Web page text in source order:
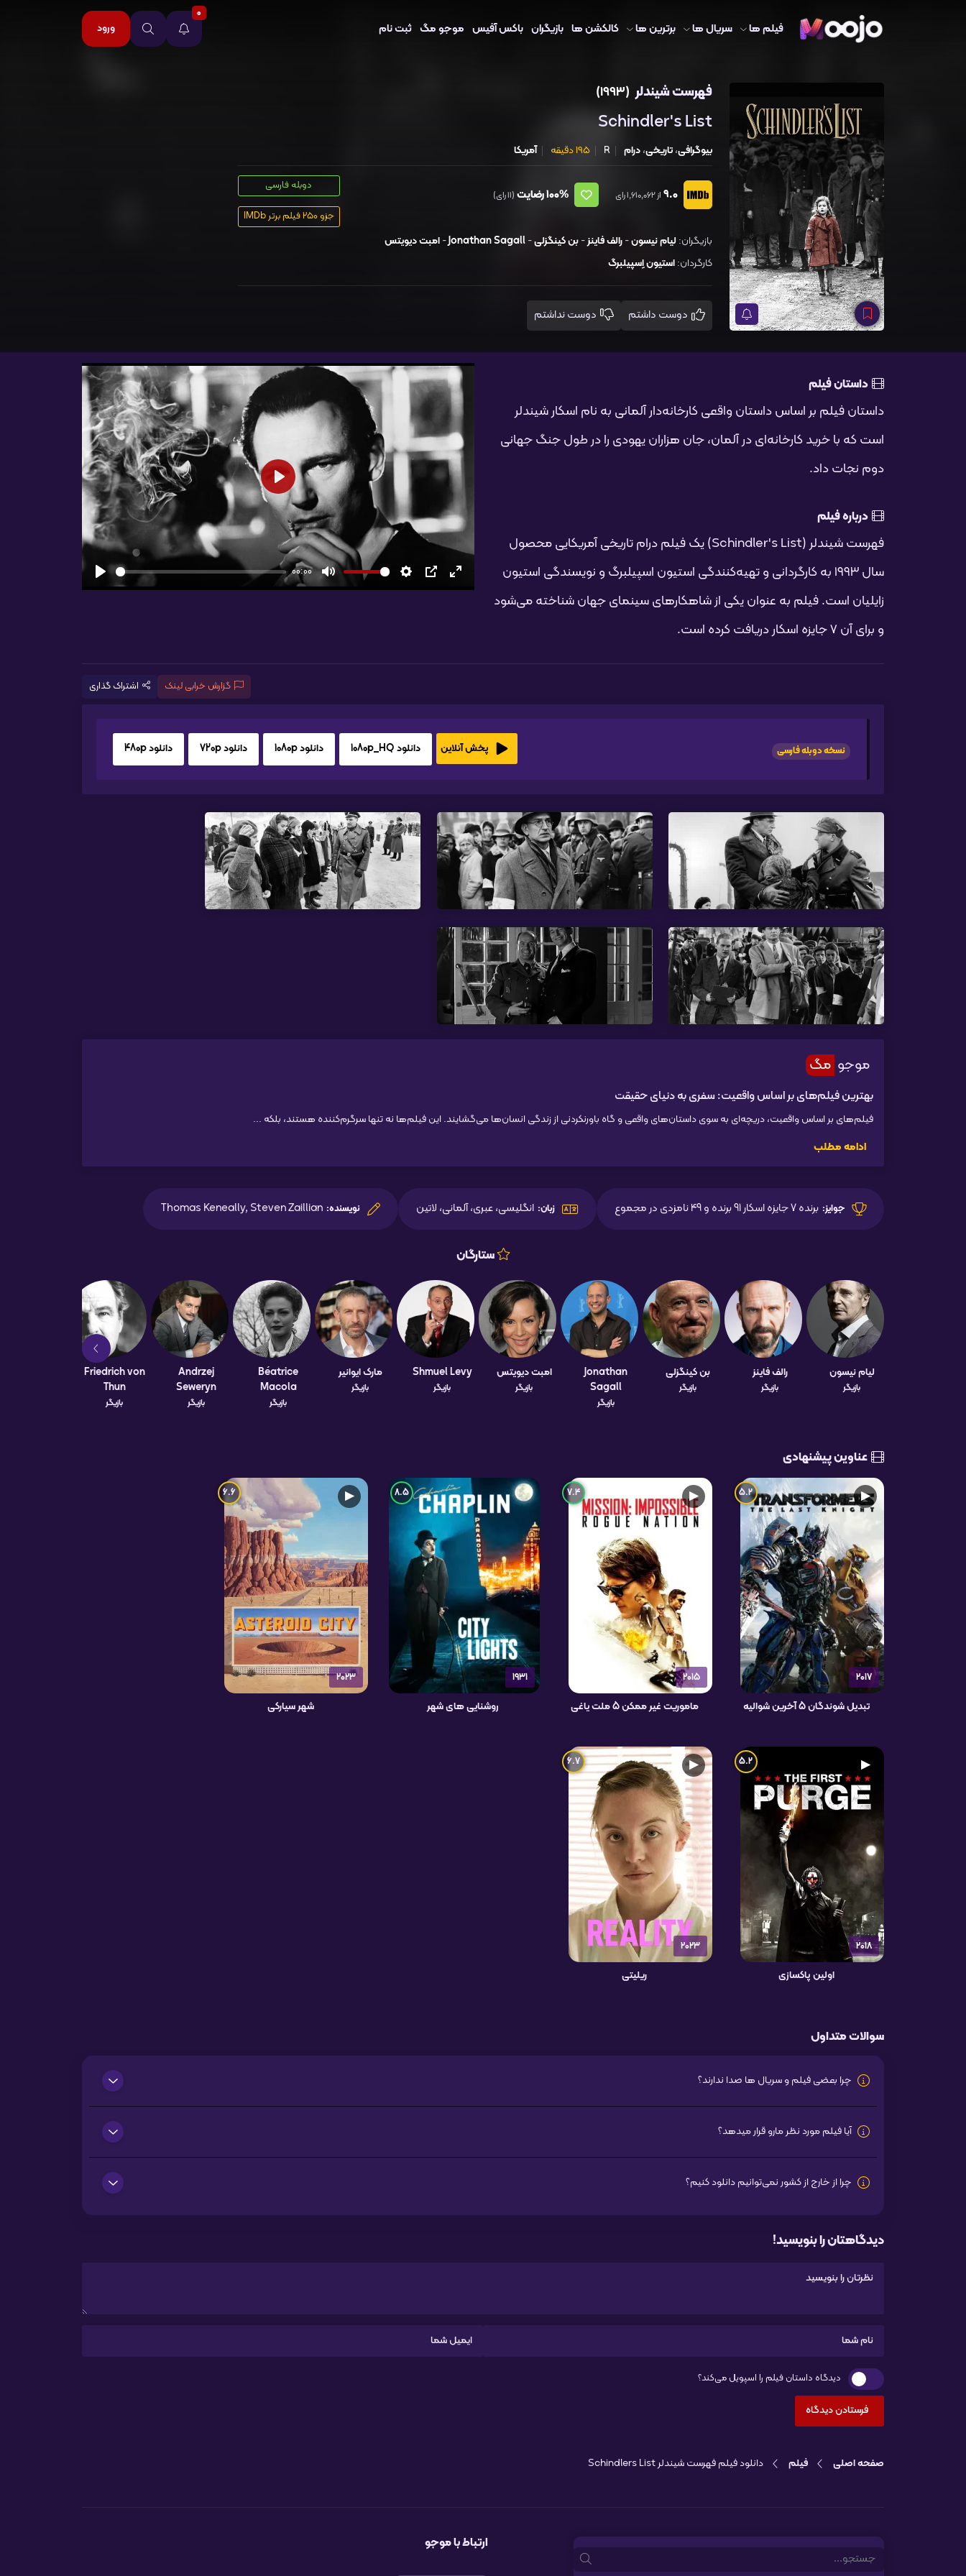
فیلم ها سریال ها برترین ها کالکشن ها بازیگران باکس آفیس موجو مگ ثبت نام
0
ورود
فهرست شیندلر (1993)
Schindler's List
بیوگرافی،تاریخی،درام R 195 دقیقه آمریکا
دوبله فارسی
جزو ۲۵۰ فیلم برتر IMDb
9.0 از 1,610,062 رای 100%رضایت (11 رای)
بازیگران: لیام نیسون-رالف فاینز-بن کینگزلی-
Jonathan Sagall
-امبت دیویتس
کارگردان:استیون اِسپیلبرگ
شروع
00:00
بی‌صدا تنظیمات
PIP تمام
شروع
داستان فیلم
داستان فیلم بر اساس داستان واقعی کارخانه‌دار آلمانی به نام اسکار شیندلر
است که با خرید کارخانه‌ای در آلمان، جان هزاران یهودی را در طول جنگ جهانی
دوم نجات داد.
درباره فیلم
فهرست شیندلر (Schindler's List) یک فیلم درام تاریخی آمریکایی محصول
سال ۱۹۹۳ به کارگردانی و تهیه‌کنندگی استیون اسپیلبرگ و نویسندگی استیون
زایلیان است. فیلم به عنوان یکی از شاهکارهای سینمای جهان شناخته می‌شود
و برای آن ۷ جایزه اسکار دریافت کرده است.
گزارش خرابی لینک اشتراک گذاری
نسخه دوبله فارسی دانلود 480p دانلود 720p دانلود 1080p دانلود 1080p_HQ پخش آنلاین
موجو مگ
بهترین فیلم‌های بر اساس واقعیت: سفری به دنیای حقیقت
فیلم‌های بر اساس واقعیت، دریچه‌ای به سوی داستان‌های واقعی و گاه باورنکردنی از زندگی انسان‌ها می‌گشایند. این فیلم‌ها نه تنها سرگرم‌کننده هستند، بلکه ...
ادامه مطلب
جوایز: برنده 7 جایزه اسکار 91 برنده و 49 نامزدی در مجموع زبان: انگلیسی، عبری، آلمانی، لاتین نویسنده: Thomas Keneally, Steven Zaillian
ستارگان
لیام نیسون
بازیگر
رالف فاینز
بازیگر
بن کینگزلی
بازیگر
Jonathan
Sagall
بازیگر
امبت دیویتس
بازیگر
Shmuel Levy
بازیگر
مارک ایوانیر
بازیگر
Béatrice
Macola
بازیگر
Andrzej
Seweryn
بازیگر
Friedrich von
Thun
بازیگر
عناوین پیشنهادی
2017
▶
5.2
تبدیل شوندگان 5 آخرین شوالیه
2015
▶
7.4
ماموریت غیر ممکن 5 ملت یاغی
1931
8.5
روشنایی های شهر
2023
▶
6.6
شهر سیارکی
2018
▶
5.2
اولین پاکسازی
2023
▶
6.7
ریلیتی
سوالات متداول
چرا بعضی فیلم و سریال ها صدا ندارند؟
آیا فیلم مورد نظر مارو قرار میدهد؟
چرا از خارج از کشور نمی‌توانیم دانلود کنیم؟
دیدگاهتان را بنویسید!
دیدگاه داستان فیلم را اسپویل می‌کند؟
صفحه اصلی فیلم دانلود فیلم فهرست شیندلر Schindlers List
Search
ارتباط با موجو